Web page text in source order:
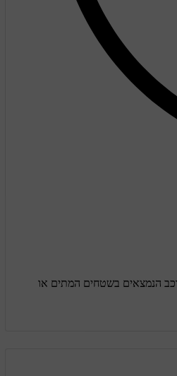
רכב הנמצאים בשטחים המתים או